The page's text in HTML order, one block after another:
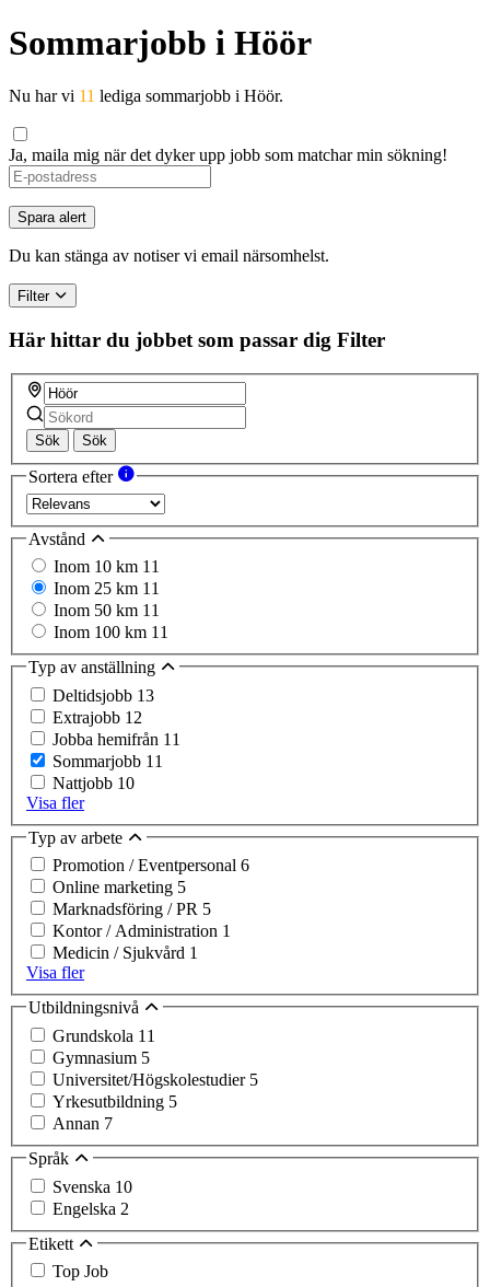
Sommarjobb i Höör
Nu har vi 11 lediga sommarjobb i Höör.
Ja, maila mig när det dyker upp jobb som matchar min sökning!
Spara alert
Du kan stänga av notiser vi email närsomhelst.
Filter
Här hittar du jobbet som passar dig Filter
Sök Sök
Sortera efter
Avstånd
Inom 10 km 11
Inom 25 km 11
Inom 50 km 11
Inom 100 km 11
Typ av anställning
Deltidsjobb 13
Extrajobb 12
Jobba hemifrån 11
Sommarjobb 11
Nattjobb 10
Visa fler
Typ av arbete
Promotion / Eventpersonal 6
Online marketing 5
Marknadsföring / PR 5
Kontor / Administration 1
Medicin / Sjukvård 1
Visa fler
Utbildningsnivå
Grundskola 11
Gymnasium 5
Universitet/Högskolestudier 5
Yrkesutbildning 5
Annan 7
Språk
Svenska 10
Engelska 2
Etikett
Top Job